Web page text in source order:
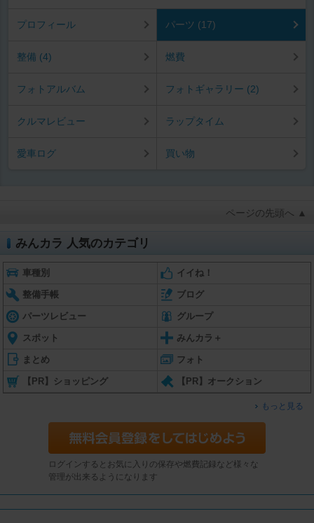
プロフィール パーツ (17)
整備 (4) 燃費
フォトアルバム フォトギャラリー (2)
クルマレビュー ラップタイム
愛車ログ 買い物
ページの先頭へ ▲
みんカラ 人気のカテゴリ
車種別 イイね！
整備手帳 ブログ
パーツレビュー グループ
スポット みんカラ＋
まとめ フォト
【PR】ショッピング 【PR】オークション
もっと見る
ログインするとお気に入りの保存や燃費記録など様々な
管理が出来るようになります